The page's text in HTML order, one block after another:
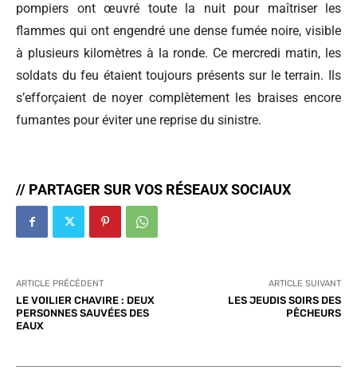
pompiers ont œuvré toute la nuit pour maîtriser les
flammes qui ont engendré une dense fumée noire, visible
à plusieurs kilomètres à la ronde. Ce mercredi matin, les
soldats du feu étaient toujours présents sur le terrain. Ils
s’efforçaient de noyer complètement les braises encore
fumantes pour éviter une reprise du sinistre.
// PARTAGER SUR VOS RÉSEAUX SOCIAUX
ARTICLE PRÉCÉDENT
LE VOILIER CHAVIRE : DEUX
PERSONNES SAUVÉES DES
EAUX
ARTICLE SUIVANT
LES JEUDIS SOIRS DES
PÊCHEURS